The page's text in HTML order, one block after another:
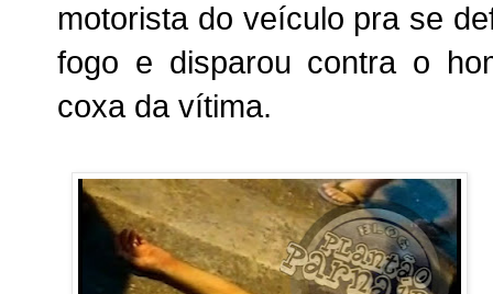
motorista do veículo pra se
fogo e disparou contra o
coxa da vítima.